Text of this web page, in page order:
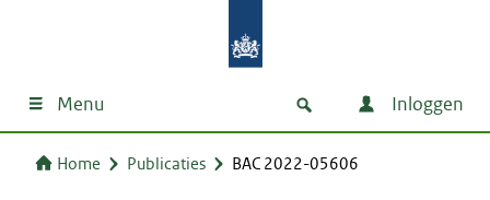
Menu Inloggen
Home Publicaties BAC 2022-05606